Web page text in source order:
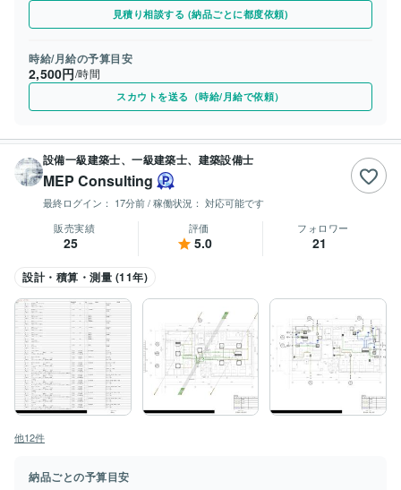
見積り相談する (納品ごとに都度依頼)
時給/月給の予算目安
2,500円/時間
スカウトを送る（時給/月給で依頼）
設備一級建築士、一級建築士、建築設備士
MEP Consulting
最終ログイン： 17分前/ 稼働状況： 対応可能です
販売実績
25
評価
5.0
フォロワー
21
設計・積算・測量 (11年)
他12件
納品ごとの予算目安